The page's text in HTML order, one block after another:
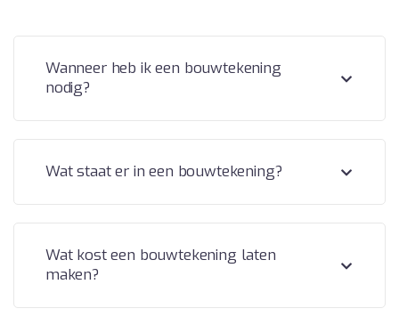
Wanneer heb ik een bouwtekening
nodig?
Wat staat er in een bouwtekening?
Wat kost een bouwtekening laten
maken?